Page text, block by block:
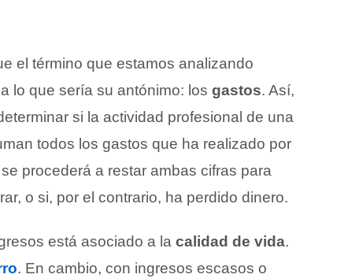
el término que estamos analizando
lo que sería su antónimo: los gastos. Así,
si la actividad profesional de una
todos los gastos que ha realizado por
procederá a restar ambas cifras para
o si, por el contrario, ha perdido dinero.
está asociado a la calidad de vida.
. En cambio, con ingresos escasos o